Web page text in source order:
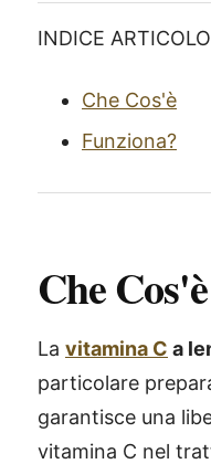
INDICE ARTICOLO
Che Cos'è
Funziona?
Che Cos'è
La vitamina C a
particolare
garantisce una
vitamina C nel